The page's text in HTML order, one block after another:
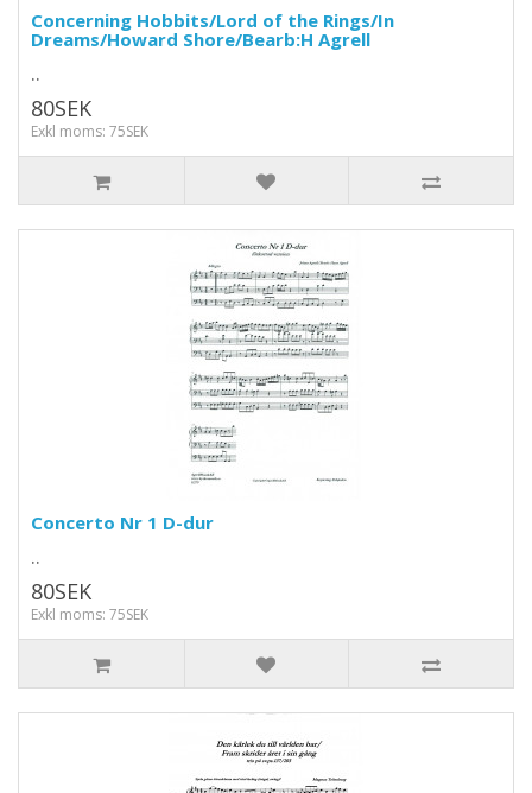
Concerning Hobbits/Lord of the Rings/In
Dreams/Howard Shore/Bearb:H Agrell
..
80SEK
Exkl moms: 75SEK
Concerto Nr 1 D-dur
..
80SEK
Exkl moms: 75SEK